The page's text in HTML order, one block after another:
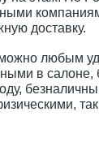
доставку.
любым
в салоне,